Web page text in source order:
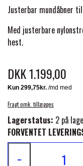
SKO
PREMIER
PREMIER
PREMIER
Justerbar mundåbner
Med justerbare
hest.
DKK 1.199,00
Fragt omk. tillægges
Lagerstatus: 2 på
FORVENTET
−